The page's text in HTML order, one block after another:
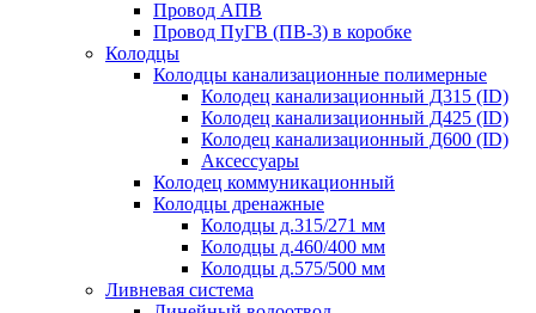
Провод АПВ
Провод ПуГВ (ПВ-3) в коробке
Колодцы
Колодцы канализационные полимерные
Колодец канализационный Д315 (ID)
Колодец канализационный Д425 (ID)
Колодец канализационный Д600 (ID)
Аксессуары
Колодец коммуникационный
Колодцы дренажные
Колодцы д.315/271 мм
Колодцы д.460/400 мм
Колодцы д.575/500 мм
Ливневая система